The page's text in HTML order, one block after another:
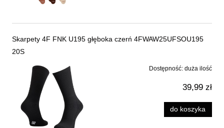
Skarpety 4F FNK U195 głęboka czerń 4FWAW25UFSOU195
20S
Dostępność: duża ilość
39,99 zł
do koszyka